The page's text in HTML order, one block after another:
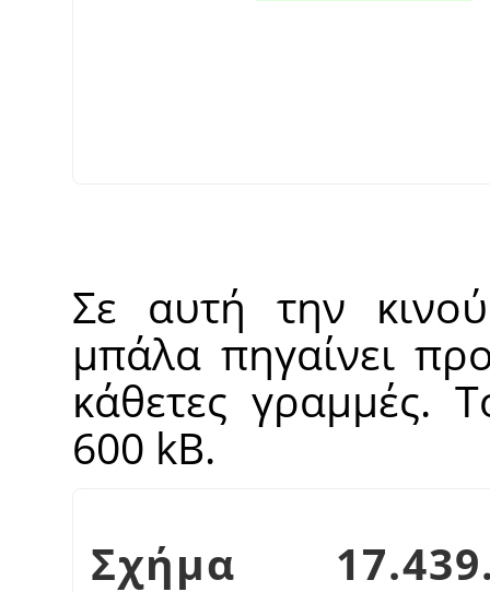
Σε αυτή την
μπάλα πηγαίνει
κάθετες γραμμές.
600 kB.
Σχήμα